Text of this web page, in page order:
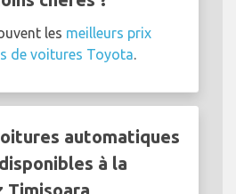
les meilleurs prix
de voitures Toyota
automatiques
à la
Timisoara